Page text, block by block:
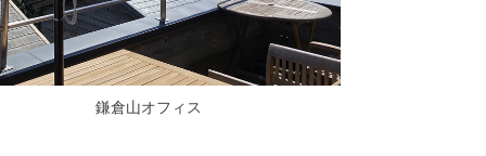
鎌倉山オフィス